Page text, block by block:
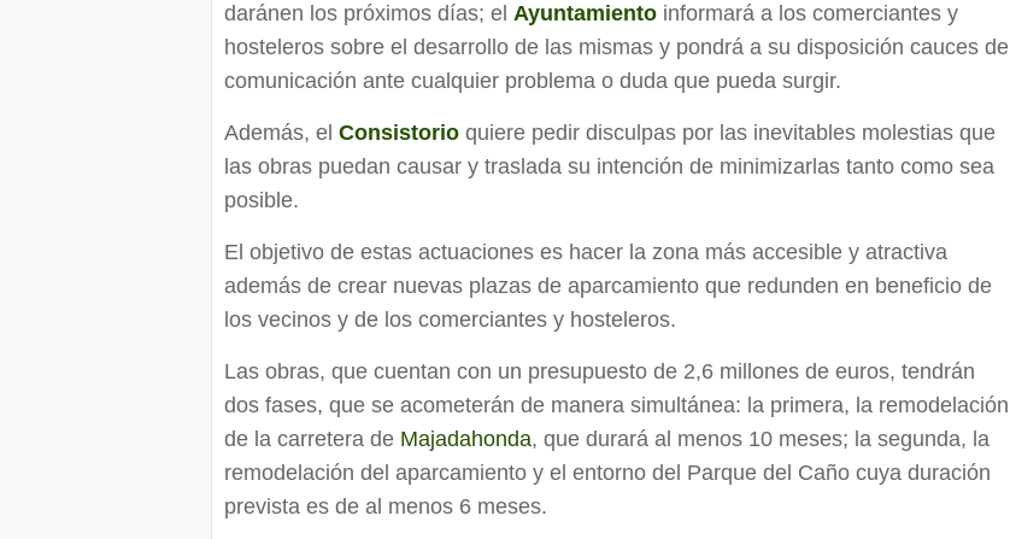
daránen los próximos días; el Ayuntamiento informará a los comerciantes y
hosteleros sobre el desarrollo de las mismas y pondrá a su disposición cauces de
comunicación ante cualquier problema o duda que pueda surgir.
Además, el Consistorio quiere pedir disculpas por las inevitables molestias que
las obras puedan causar y traslada su intención de minimizarlas tanto como sea
posible.
El objetivo de estas actuaciones es hacer la zona más accesible y atractiva
además de crear nuevas plazas de aparcamiento que redunden en beneficio de
los vecinos y de los comerciantes y hosteleros.
Las obras, que cuentan con un presupuesto de 2,6 millones de euros, tendrán
dos fases, que se acometerán de manera simultánea: la primera, la remodelación
de la carretera de Majadahonda, que durará al menos 10 meses; la segunda, la
remodelación del aparcamiento y el entorno del Parque del Caño cuya duración
prevista es de al menos 6 meses.